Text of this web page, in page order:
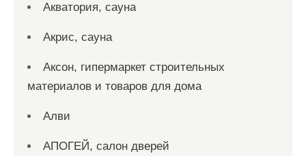
Акватория, сауна
Акрис, сауна
Аксон, гипермаркет строительных
материалов и товаров для дома
Алви
АПОГЕЙ, салон дверей